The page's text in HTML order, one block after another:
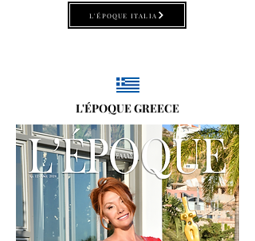
L'ÉPOQUE ITALIA
L'ÉPOQUE GREECE